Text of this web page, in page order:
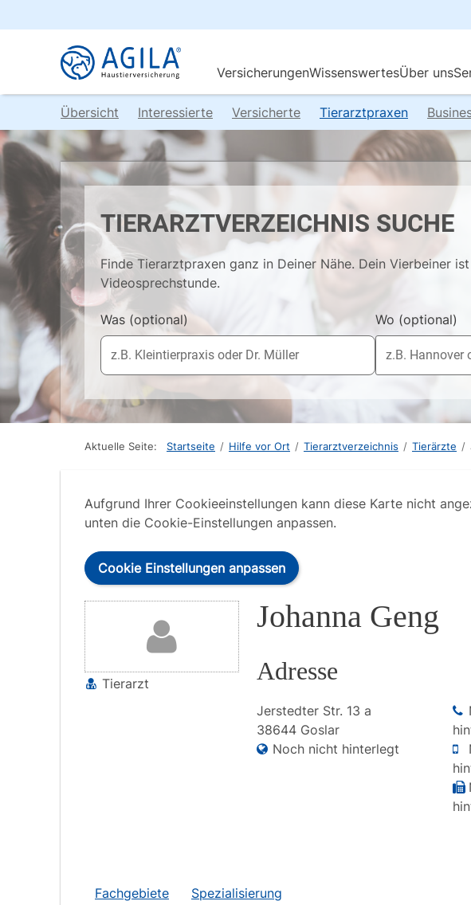
Übersicht Interessierte Versicherte Tierarztpraxen
TIERARZTVERZEICHNIS SUCHE
Finde Tierarztpraxen ganz in Deiner Nähe. Dein Vierbeiner
Videosprechstunde.
Was (optional) Wo (optional)
Aktuelle Seite: Startseite / Hilfe vor Ort / Tierarztverzeichnis / Tierärzte /
Aufgrund Ihrer Cookieeinstellungen kann diese Karte nicht
unten die Cookie-Einstellungen anpassen.
Cookie Einstellungen anpassen
Tierarzt
Johanna Geng
Adresse
Jerstedter Str. 13 a
38644 Goslar
Noch nicht hinterlegt
Fachgebiete Spezialisierung